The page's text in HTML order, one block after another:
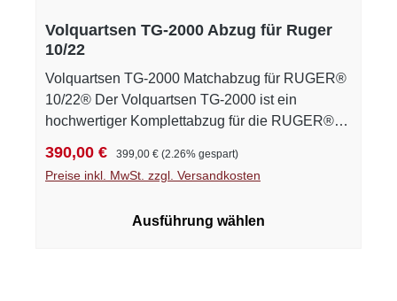
Volquartsen TG-2000 Abzug für Ruger
10/22
Volquartsen TG-2000 Matchabzug für RUGER®
10/22® Der Volquartsen TG-2000 ist ein
hochwertiger Komplettabzug für die RUGER®
gleichmäßiges und wiederholgenaues
Abzugsverhalten entwickelt. Das CNC-gefertigte
Komponenten, die einen klaren Druckpunkt und
Verkaufspreis:
390,00 € Regulärer Preis:
399,00 € (2.26% gespart)
Preise inkl. MwSt. zzgl. Versandkosten
Ausführung wählen